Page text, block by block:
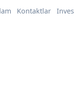
Kontaktlar